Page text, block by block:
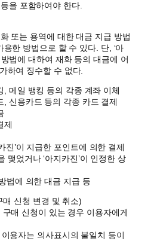
을 포함하여야 한다.
또는 용역에 대한 대금 지급 방법
한 방법으로 할 수 있다. 단, ‘아
법에 대하여 재화 등의 대금에 어
하여 징수할 수 없다.
, 메일 뱅킹 등의 각종 계좌 이체
, 신용카드 등의 각종 카드 결제
제
진’이 지급한 포인트에 의한 결제
맺었거나 ‘아지카진’이 인정한 상
법에 의한 대금 지급 등
신청 변경 및 취소)
매 신청이 있는 경우 이용자에게
용자는 의사표시의 불일치 등이